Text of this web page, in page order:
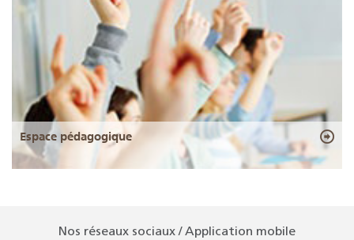
Espace pédagogique
Nos réseaux sociaux / Application mobile